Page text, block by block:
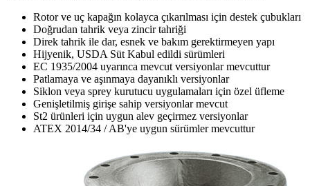
Rotor ve uç kapağın kolayca çıkarılması için destek çubukları
Doğrudan tahrik veya zincir tahriği
Direk tahrik ile dar, esnek ve bakım gerektirmeyen yapı
Hijyenik, USDA Süt Kabul edildi sürümleri
EC 1935/2004 uyarınca mevcut versiyonlar mevcuttur
Patlamaya ve aşınmaya dayanıklı versiyonlar
Siklon veya sprey kurutucu uygulamaları için özel üfleme
Genişletilmiş girişe sahip versiyonlar mevcut
St2 ürünleri için uygun alev geçirmez versiyonlar
ATEX 2014/34 / AB'ye uygun sürümler mevcuttur